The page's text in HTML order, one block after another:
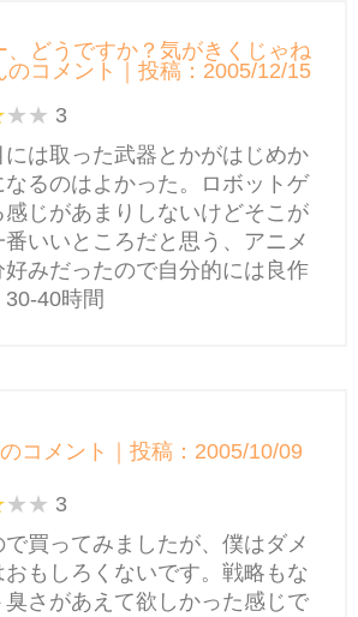
、どうですか？気がきくじゃね
のコメント｜投稿：2005/12/15
3
は取った武器とかがはじめか
なるのはよかった。ロボットゲ
感じがあまりしないけどそこが
いいところだと思う、アニメ
好みだったので自分的には良作
30-40時間
コメント｜投稿：2005/10/09
3
買ってみましたが、僕はダメ
もしろくないです。戦略もな
さがあえて欲しかった感じで